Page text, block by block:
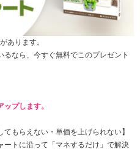
あります。
なら、今すぐ無料でこのプレゼント
プします。
てもらえない ・単価を上げられない】
ートに沿って「マネするだけ」で解決